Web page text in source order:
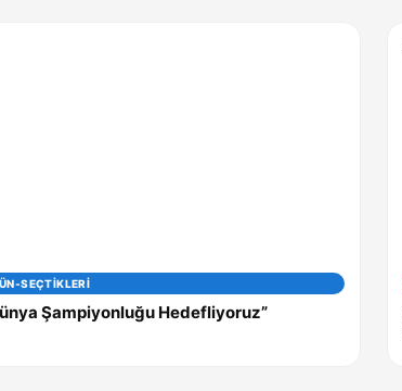
SEÇTIKLERI
Şampiyonluğu Hedefliyoruz”